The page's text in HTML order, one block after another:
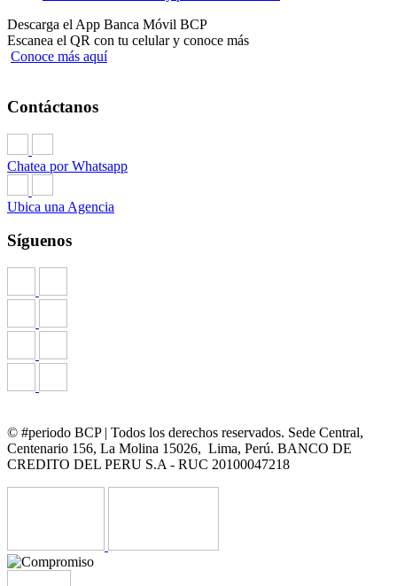
Descarga el App Banca Móvil BCP
Escanea el QR con tu celular y conoce más
Conoce más aquí
Contáctanos
Chatea por Whatsapp
Ubica una Agencia
Síguenos
© #periodo BCP | Todos los derechos reservados. Sede Central,
Centenario 156, La Molina 15026, Lima, Perú. BANCO DE
CREDITO DEL PERU S.A - RUC 20100047218